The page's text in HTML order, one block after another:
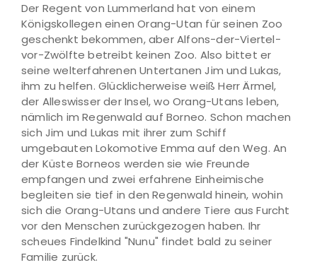
Der Regent von Lummerland hat von einem
Königskollegen einen Orang-Utan für seinen Zoo
geschenkt bekommen, aber Alfons-der-Viertel-
vor-Zwölfte betreibt keinen Zoo. Also bittet er
seine welterfahrenen Untertanen Jim und Lukas,
ihm zu helfen. Glücklicherweise weiß Herr Ärmel,
der Alleswisser der Insel, wo Orang-Utans leben,
nämlich im Regenwald auf Borneo. Schon machen
sich Jim und Lukas mit ihrer zum Schiff
umgebauten Lokomotive Emma auf den Weg. An
der Küste Borneos werden sie wie Freunde
empfangen und zwei erfahrene Einheimische
begleiten sie tief in den Regenwald hinein, wohin
sich die Orang-Utans und andere Tiere aus Furcht
vor den Menschen zurückgezogen haben. Ihr
scheues Findelkind "Nunu" findet bald zu seiner
Familie zurück.